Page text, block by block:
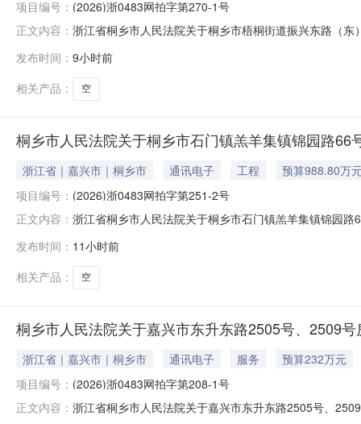
项目编号： (2026)浙0483网拍字第270-1号
正文内容： 浙江省桐乡市人民法院关于桐乡市梧桐街道振兴东路（
院)进行公开拍卖活动，现公告如下：一、拍卖标的：桐
发布时间： 9小时前
相关产品：
空
桐乡市人民法院关于桐乡市石门镇羔羊集镇锦园路66
浙江省｜嘉兴市｜桐乡市 通讯电子 工程
预算988.80万
项目编号： (2026)浙0483网拍字第251-2号
正文内容： 浙江省桐乡市人民法院关于桐乡市石门镇羔羊集镇锦园
卖活动，现公告如下：一、拍卖标的：桐乡市石门镇羔
发布时间： 11小时前
相关产品：
空
桐乡市人民法院关于嘉兴市东升东路2505号、2509
浙江省｜嘉兴市｜桐乡市 通讯电子 服务
预算232万元
项目编号： (2026)浙0483网拍字第208-1号
正文内容： 浙江省桐乡市人民法院关于嘉兴市东升东路2505号、